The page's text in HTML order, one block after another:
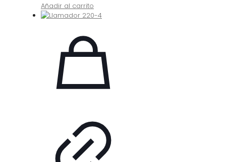
Añadir al carrito